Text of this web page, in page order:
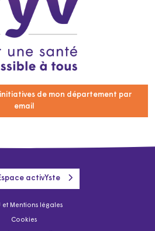
initiatives de mon département par
email
et Mentions légales
Cookies
activYste